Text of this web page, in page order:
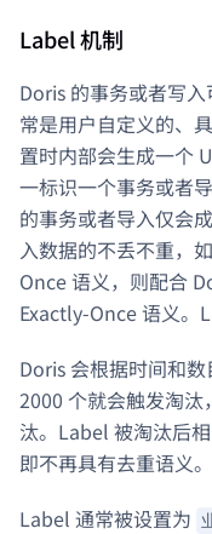
Label 机制
Doris 的事务或者写
常是用户自定义的、
置时内部会生成一个
一标识一个事务或者
的事务或者导入仅会
入数据的不丢不重，
Once 语义，则配合
Exactly-Once 语义。
Doris 会根据时间和
2000 个就会触发淘
汰。Label 被淘汰后
即不再具有去重语义。
Label 通常被设置为